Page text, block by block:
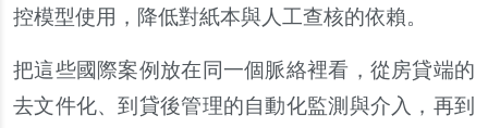
控模型使用，降低對紙本與人工查核的依賴。
把這些國際案例放在同一個脈絡裡看，從房貸端的
去文件化、到貸後管理的自動化監測與介入，再到